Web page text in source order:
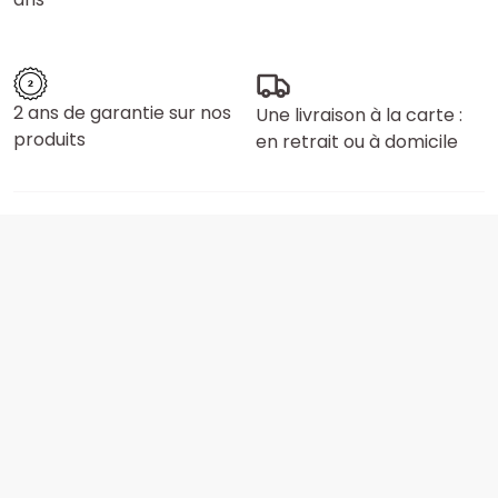
2 ans de garantie sur nos
produits
Une livraison à la carte :
en retrait ou à domicile